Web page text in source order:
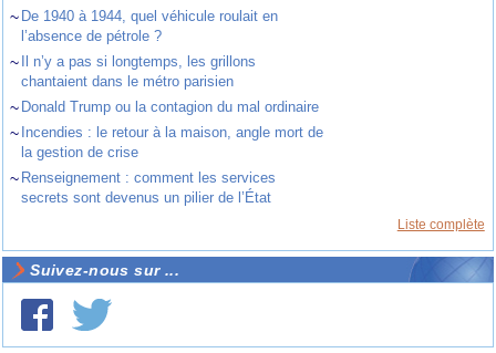
~ De 1940 à 1944, quel véhicule roulait en
l’absence de pétrole ?
~ Il n’y a pas si longtemps, les grillons
chantaient dans le métro parisien
~ Donald Trump ou la contagion du mal ordinaire
~ Incendies : le retour à la maison, angle mort de
la gestion de crise
~ Renseignement : comment les services
secrets sont devenus un pilier de l’État
Liste complète
Suivez-nous sur ...